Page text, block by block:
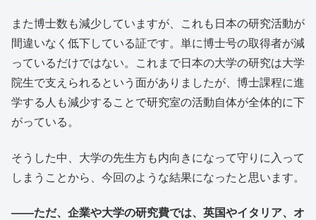
また博士数も減少していますが、これも日本の研究活動が
間違いなく低下している証です。単に博士号の取得者が減
っているだけではない。これまで日本の大学の研究は大学
院生で支えられるという面がありましたが、博士課程に進
学する人も減少することで研究室の活動自体が全体的に下
がっている。
そうした中、大学の先生方も内向きになって守りに入って
しまうことから、今回のような結果になったと思います。
――ただ、企業や大学の研究費では、英国やイタリア、オ